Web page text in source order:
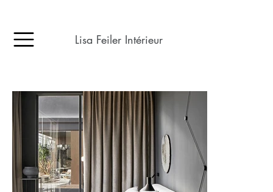
Lisa Feiler Intérieur